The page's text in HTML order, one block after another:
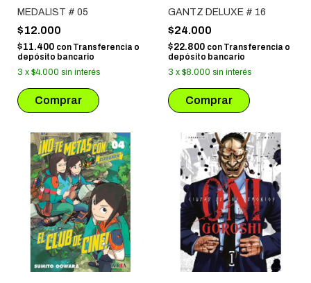
MEDALIST # 05
$12.000
$11.400 con Transferencia o
depósito bancario
3 x $4.000 sin interés
GANTZ DELUXE # 16
$24.000
$22.800 con Transferencia o
depósito bancario
3 x $8.000 sin interés